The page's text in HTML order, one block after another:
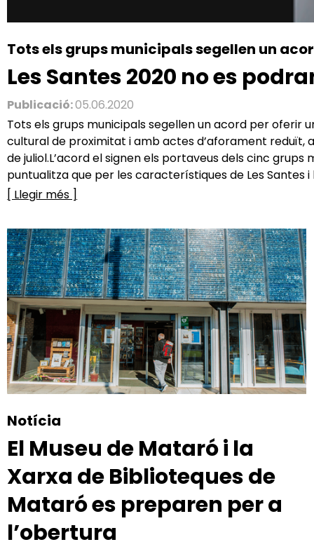
Tots els grups municipals segellen un
Les Santes 2020 no es
Publicació:05.06.2020
Tots els grups municipals segellen un acord per
cultural de proximitat i amb actes d’aforament reduït,
de juliol.L’acord el signen els portaveus dels cinc grups
puntualitza que per les característiques de Les Santes i
[ Llegir més ]
Notícia
El Museu de Mataró i la
Xarxa de Biblioteques de
Mataró es preparen per a
l’obertura